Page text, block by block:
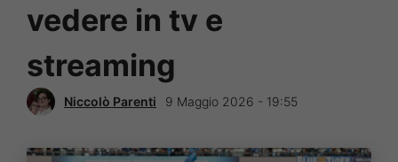
vedere in tv e
streaming
Niccolò Parenti 9 Maggio 2026 - 19:55